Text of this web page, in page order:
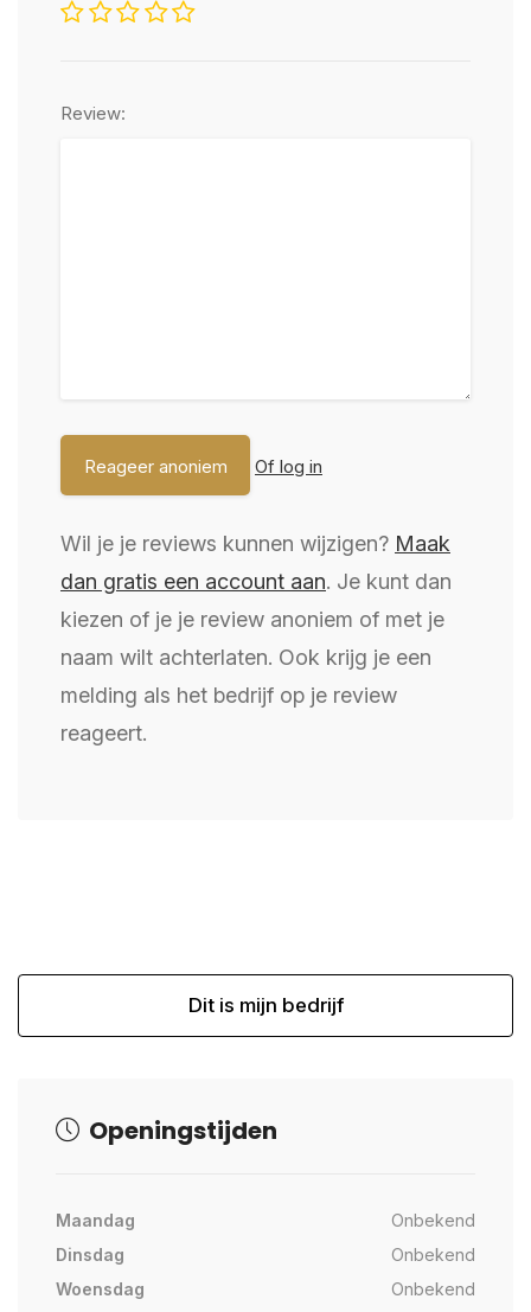
Review:
Of log in
Wil je je reviews kunnen wijzigen? Maak
dan gratis een account aan. Je kunt dan
kiezen of je je review anoniem of met je
naam wilt achterlaten. Ook krijg je een
melding als het bedrijf op je review
reageert.
Dit is mijn bedrijf
Openingstijden
Maandag
Onbekend
Dinsdag
Onbekend
Woensdag
Onbekend